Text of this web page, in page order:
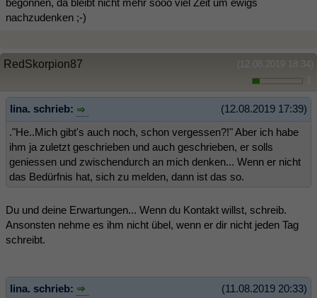
begonnen, da bleibt nicht mehr sooo viel Zeit um ewigs
nachzudenken ;-)
(12.08.2019 18:34)
RedSkorpion87
(12.08.2019 17:39)
lina. schrieb:
."He..Mich gibt's auch noch, schon vergessen?!" Aber ich habe
ihm ja zuletzt geschrieben und auch geschrieben, er solls
geniessen und zwischendurch an mich denken... Wenn er nicht
das Bedürfnis hat, sich zu melden, dann ist das so.
Du und deine Erwartungen... Wenn du Kontakt willst, schreib.
Ansonsten nehme es ihm nicht übel, wenn er dir nicht jeden Tag
schreibt.
(11.08.2019 20:33)
lina. schrieb: